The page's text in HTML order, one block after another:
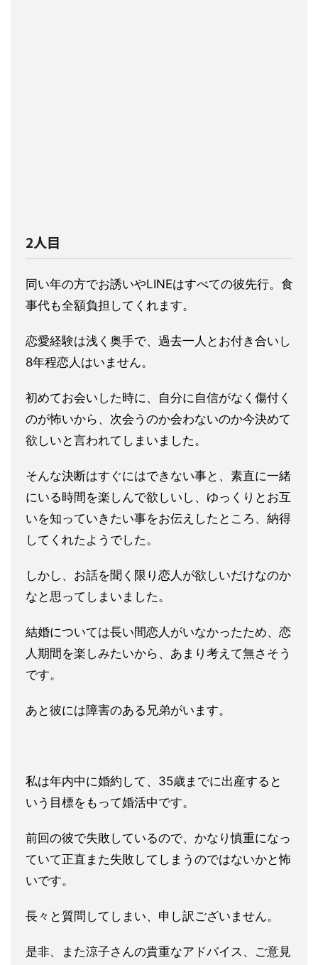
2人目
同い年の方でお誘いやLINEはすべての彼先行。食
事代も全額負担してくれます。
恋愛経験は浅く奥手で、過去一人とお付き合いし
8年程恋人はいません。
初めてお会いした時に、 自分に自信がなく傷付く
のが怖いから、次会うのか会わないのか今決めて
欲しいと言われてしまいました。
そんな決断はすぐにはでき ない事と、素直に一緒
にいる時間を楽しんで欲しいし、ゆっくりと お互
いを知っていきたい事をお伝えしたところ、納得
してくれたよ うでした。
しかし、お話を聞く限り恋人が欲しいだけなのか
なと思ってしまいました。
結婚については長い間恋人がいなかったため、 恋
人期間を楽しみたいから、あまり考えて無さそう
です。
あと彼には障害のある兄弟がいます。
私は年内中に婚約して、35歳までに出産すると
いう目標をもって婚活中です。
前回の彼で失敗しているので、かなり慎重になっ
ていて正直また失敗してしまうのではないかと怖
いです。
長々と質問してしまい、申し訳ございません。
是非、また涼子さんの貴重なアドバイス、ご意見